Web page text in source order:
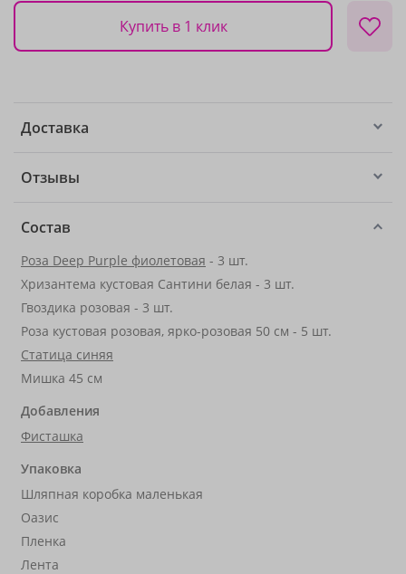
Купить в 1 клик
Доставка
Отзывы
Состав
Роза Deep Purple фиолетовая - 3 шт.
Хризантема кустовая Сантини белая - 3 шт.
Гвоздика розовая - 3 шт.
Роза кустовая розовая, ярко-розовая 50 см - 5 шт.
Статица синяя
Мишка 45 см
Добавления
Фисташка
Упаковка
Шляпная коробка маленькая
Оазис
Пленка
Лента